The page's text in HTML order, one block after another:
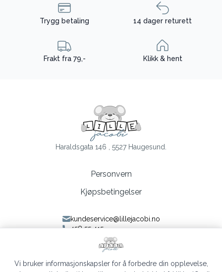
Trygg betaling 14 dager returett
Frakt fra 79,- Klikk & hent
Haraldsgata 146 , 5527 Haugesund.
Personvern
Kjøpsbetingelser
kundeservice@lillejacobi.no
458 55 415
Følg oss på Facebook
Følg oss på Instagram
Vi bruker informasjonskapsler for å forbedre din opplevelse,